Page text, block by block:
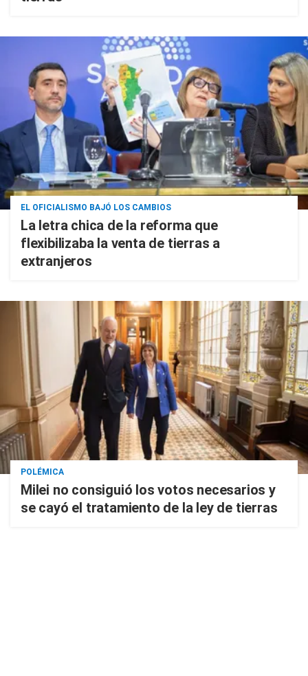
EL OFICIALISMO BAJÓ LOS CAMBIOS
La letra chica de la reforma que
flexibilizaba la venta de tierras a
extranjeros
POLÉMICA
Milei no consiguió los votos necesarios y
se cayó el tratamiento de la ley de tierras